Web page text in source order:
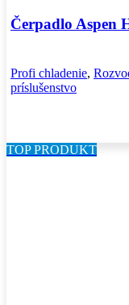
Čerpadlo Aspen
Profi chladenie,
príslušenstvo
TOP PRODUKT